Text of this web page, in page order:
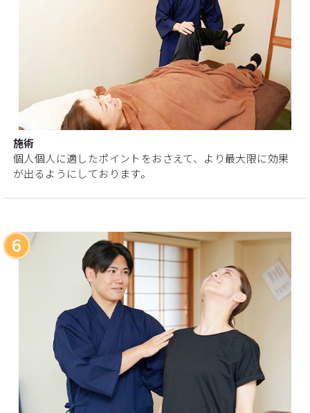
施術
個人個人に適したポイントをおさえて、より最大限に効果
が出るようにしております。
6